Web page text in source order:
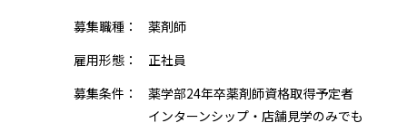
募集職種：
薬剤師
雇用形態：
正社員
募集条件：
薬学部24年卒薬剤師資格取得予定者
インターンシップ・店舗見学のみでも